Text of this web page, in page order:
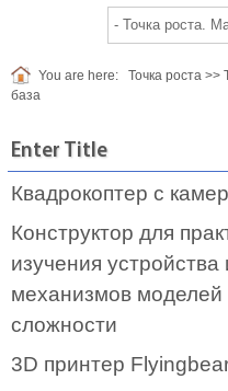
You are here: Точка роста >>
база
Enter Title
Квадрокоптер с
Конструктор для
изучения
механизмов моделей
сложности
3D принтер